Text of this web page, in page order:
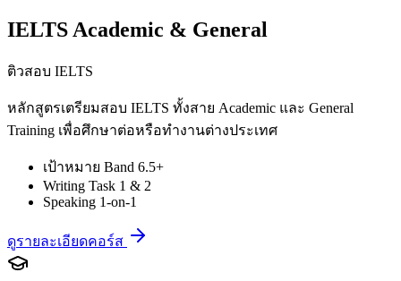
IELTS Academic & General
ติวสอบ IELTS
หลักสูตรเตรียมสอบ IELTS ทั้งสาย Academic และ General
Training เพื่อศึกษาต่อหรือทำงานต่างประเทศ
เป้าหมาย Band 6.5+
Writing Task 1 & 2
Speaking 1-on-1
ดูรายละเอียดคอร์ส